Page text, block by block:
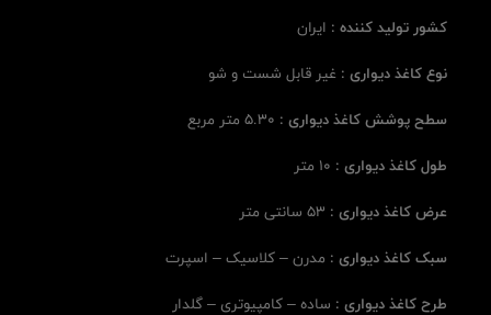
کشور تولید کننده : ایران
نوع کاغذ دیواری : غیر قابل شست و شو
سطح پوشش کاغذ دیواری :
طول کاغذ دیواری :
عرض کاغذ دیواری :
سبک کاغذ دیواری : مدرن – کلاسیک – اسپرت
طرح کاغذ دیواری : ساده – کامپیوتری – گلدار